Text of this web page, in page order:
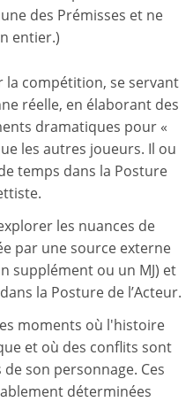
des Prémisses et ne
entier.)
la compétition, se servant
réelle, en élaborant des
dramatiques pour «
les autres joueurs. Il ou
temps dans la Posture
les nuances de
par une source externe
supplément ou un MJ) et
la Posture de l’Acteur.
moments où l'histoire
et où des conflits sont
son personnage. Ces
déterminées